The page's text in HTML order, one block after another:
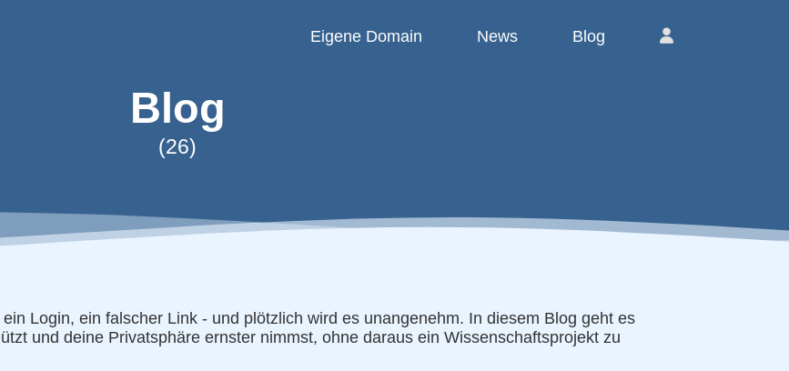
Eigene Domain News Blog
Blog
(26)
Login, ein falscher Link - und plötzlich wird es unangenehm. In diesem Blog geht es
und deine Privatsphäre ernster nimmst, ohne daraus ein Wissenschaftsprojekt zu